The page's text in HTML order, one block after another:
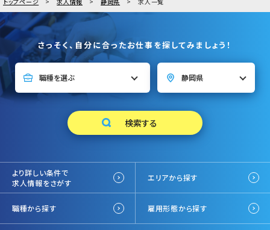
さっそく、自分に合ったお仕事を探してみましょう！
より詳しい条件で
求人情報をさがす
エリアから探す
職種から探す 雇用形態から探す